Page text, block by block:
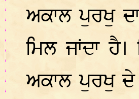
ਅਕਾਲ ਪੁਰਖੁ
ਮਿਲ ਜਾਂਦਾ
ਅਕਾਲ ਪੁਰਖੁ